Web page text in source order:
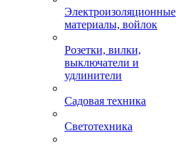
Электроизоляционные
материалы, войлок
Розетки, вилки,
выключатели и
удлинители
Садовая техника
Светотехника